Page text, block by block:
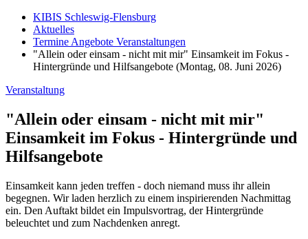
KIBIS Schleswig-Flensburg
Aktuelles
Termine Angebote Veranstaltungen
"Allein oder einsam - nicht mit mir" Einsamkeit im Fokus -
Hintergründe und Hilfsangebote (Montag, 08. Juni 2026)
Veranstaltung
"Allein oder einsam - nicht mit mir"
Einsamkeit im Fokus - Hintergründe und
Hilfsangebote
Einsamkeit kann jeden treffen - doch niemand muss ihr allein
begegnen. Wir laden herzlich zu einem inspirierenden Nachmittag
ein. Den Auftakt bildet ein Impulsvortrag, der Hintergründe
beleuchtet und zum Nachdenken anregt.